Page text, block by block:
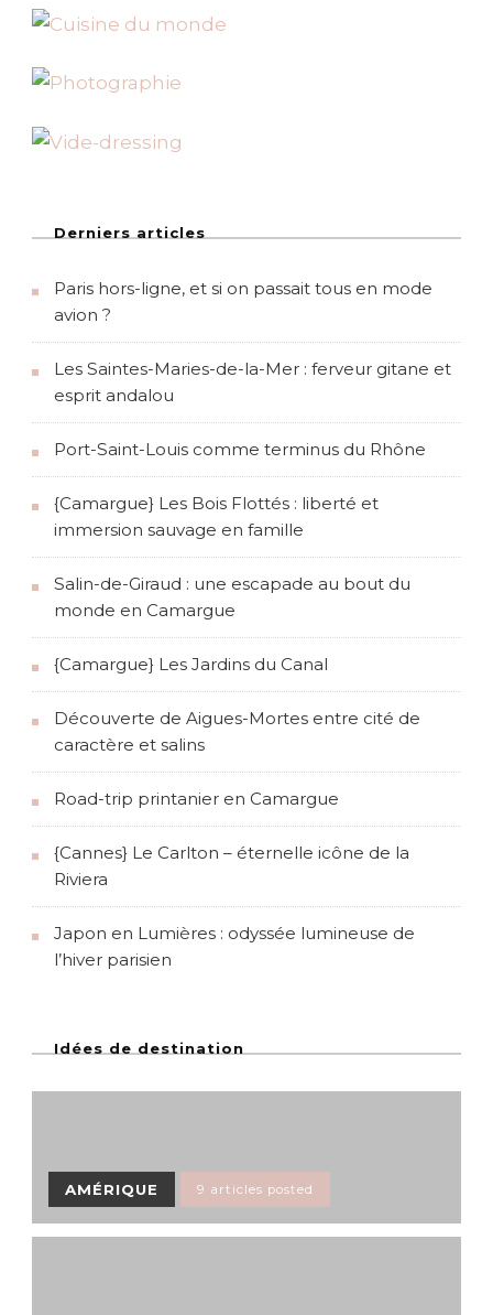
:
Derniers articles
Paris hors-ligne, et si on passait tous en mode
avion ?
Les Saintes-Maries-de-la-Mer : ferveur gitane et
esprit andalou
Port-Saint-Louis comme terminus du Rhône
{Camargue} Les Bois Flottés : liberté et
immersion sauvage en famille
Salin-de-Giraud : une escapade au bout du
monde en Camargue
{Camargue} Les Jardins du Canal
Découverte de Aigues-Mortes entre cité de
caractère et salins
Road-trip printanier en Camargue
{Cannes} Le Carlton – éternelle icône de la
Riviera
Japon en Lumières : odyssée lumineuse de
l’hiver parisien
Idées de destination
AMÉRIQUE 9 articles posted